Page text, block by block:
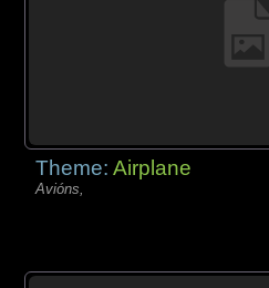
Theme:Airplane
Avións,